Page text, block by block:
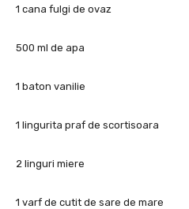
1 cana fulgi de ovaz
500 ml de apa
1 baton vanilie
1 lingurita praf de scortisoara
2 linguri miere
1 varf de cutit de sare de mare